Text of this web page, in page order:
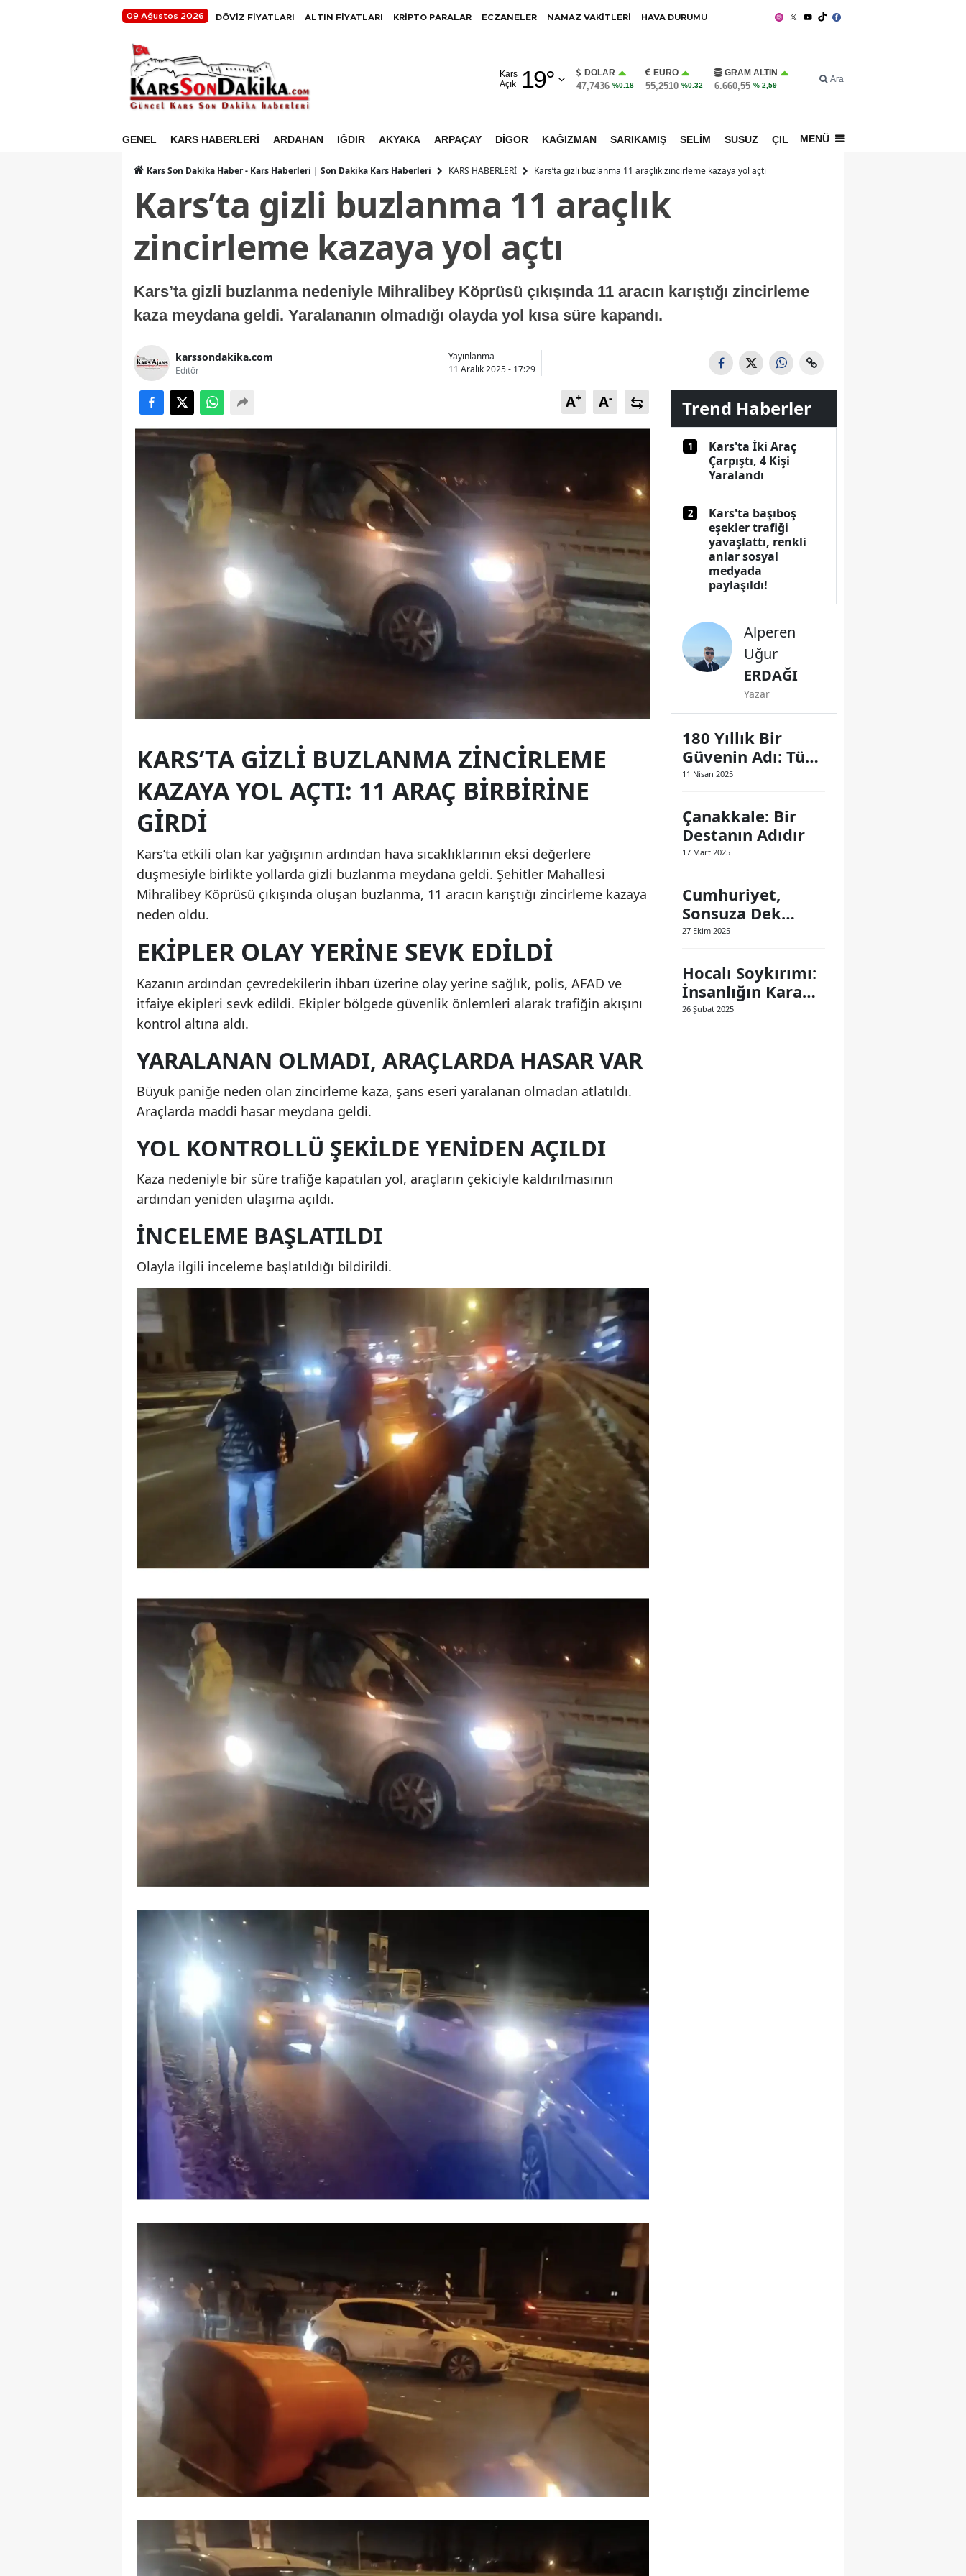
09 Ağustos 2026 DÖVİZ FİYATLARI ALTIN FİYATLARI KRİPTO PARALAR ECZANELER NAMAZ VAKİTLERİ HAVA DURUMU
Kars
Açık
19°
Adıyaman
Ankara
Antalya
Artvin
Balıkesir
Bilecik
Bingöl
Bolu
Çankırı
Denizli
Diyarbakır
Erzincan
Erzurum
Eskişehir
Gümüşhane
Hakkari
Isparta
Mersin
Kırklareli
Malatya
Manisa
Kahramanmaraş
Mardin
Muğla
Muş
Nevşehir
Niğde
Ordu
Siirt
Sivas
Tekirdağ
Tokat
Trabzon
Zonguldak
Aksaray
Bayburt
Karaman
Kırıkkale
Batman
Şırnak
Bartın
Ardahan
Karabük
Kilis
Osmaniye
DOLAR
47,7436 %0.18
EURO
55,2510 %0.32
GRAM ALTIN
6.660,55 % 2,59
Ara
GENEL KARS HABERLERİ ARDAHAN IĞDIR AKYAKA ARPAÇAY DİGOR KAĞIZMAN SARIKAMIŞ SELİM SUSUZ ÇILDIR SPOR
MENÜ
Kars Son Dakika Haber - Kars Haberleri | Son Dakika Kars Haberleri KARS HABERLERİ Kars’ta gizli buzlanma 11 araçlık zincirleme kazaya yol açtı
Kars’ta gizli buzlanma 11 araçlık
zincirleme kazaya yol açtı
Kars’ta gizli buzlanma nedeniyle Mihralibey Köprüsü çıkışında 11 aracın karıştığı zincirleme
kaza meydana geldi. Yaralananın olmadığı olayda yol kısa süre kapandı.
karssondakika.com
Editör
Yayınlanma
11 Aralık 2025 - 17:29
A+ A-
KARS’TA GIZLI BUZLANMA ZINCIRLEME
KAZAYA YOL AÇTI: 11 ARAÇ BIRBIRINE
GIRDI
Kars’ta etkili olan kar yağışının ardından hava sıcaklıklarının eksi değerlere
düşmesiyle birlikte yollarda gizli buzlanma meydana geldi. Şehitler Mahallesi
Mihralibey Köprüsü çıkışında oluşan buzlanma, 11 aracın karıştığı zincirleme kazaya
neden oldu.
EKIPLER OLAY YERINE SEVK EDILDI
Kazanın ardından çevredekilerin ihbarı üzerine olay yerine sağlık, polis, AFAD ve
itfaiye ekipleri sevk edildi. Ekipler bölgede güvenlik önlemleri alarak trafiğin akışını
kontrol altına aldı.
YARALANAN OLMADI, ARAÇLARDA HASAR VAR
Büyük paniğe neden olan zincirleme kaza, şans eseri yaralanan olmadan atlatıldı.
Araçlarda maddi hasar meydana geldi.
YOL KONTROLLÜ ŞEKILDE YENIDEN AÇILDI
Kaza nedeniyle bir süre trafiğe kapatılan yol, araçların çekiciyle kaldırılmasının
ardından yeniden ulaşıma açıldı.
İNCELEME BAŞLATILDI
Olayla ilgili inceleme başlatıldığı bildirildi.
Trend Haberler
1
Kars'ta İki Araç
Çarpıştı, 4 Kişi
Yaralandı
2
Kars'ta başıboş
eşekler trafiği
yavaşlattı, renkli
anlar sosyal
medyada
paylaşıldı!
Alperen
Uğur
ERDAĞI
Yazar
180 Yıllık Bir
Güvenin Adı: Türk
Polis Teşkilatı
11 Nisan 2025
Çanakkale: Bir
Destanın Adıdır
17 Mart 2025
Cumhuriyet,
Sonsuza Dek
Yaşayacak
27 Ekim 2025
Hocalı Soykırımı:
İnsanlığın Kara
Lekesi
26 Şubat 2025